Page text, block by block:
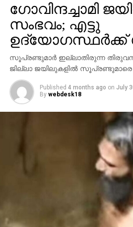
ഗോവിന്ദച്ചാമി
സംഭവം; എട്ടു
ഉദ്യോഗസ്ഥര്‍ക്ക്
സൂപ്രണ്ടുമാര്‍ ഇല്ലാതിരുന്ന
ജില്ലാ ജയിലുകളില്‍ സൂപ്രണ്ടുമാരെ
Published 4 months ago on July
By webdesk18